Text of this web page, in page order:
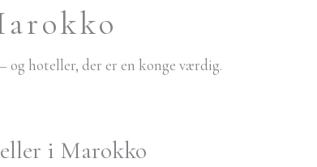
og hoteller, der er en konge værdig.
i Marokko